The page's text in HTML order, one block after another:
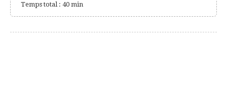
Temps total : 40 min